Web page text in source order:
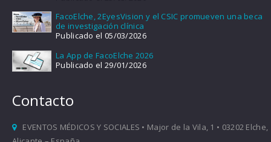
FacoElche, 2EyesVision y el CSIC promueven una beca
de investigación clínica
Publicado el 05/03/2026
La App de FacoElche 2026
Publicado el 29/01/2026
Contacto
EVENTOS MÉDICOS Y SOCIALES • Major de la Vila, 1 • 03202 Elche,